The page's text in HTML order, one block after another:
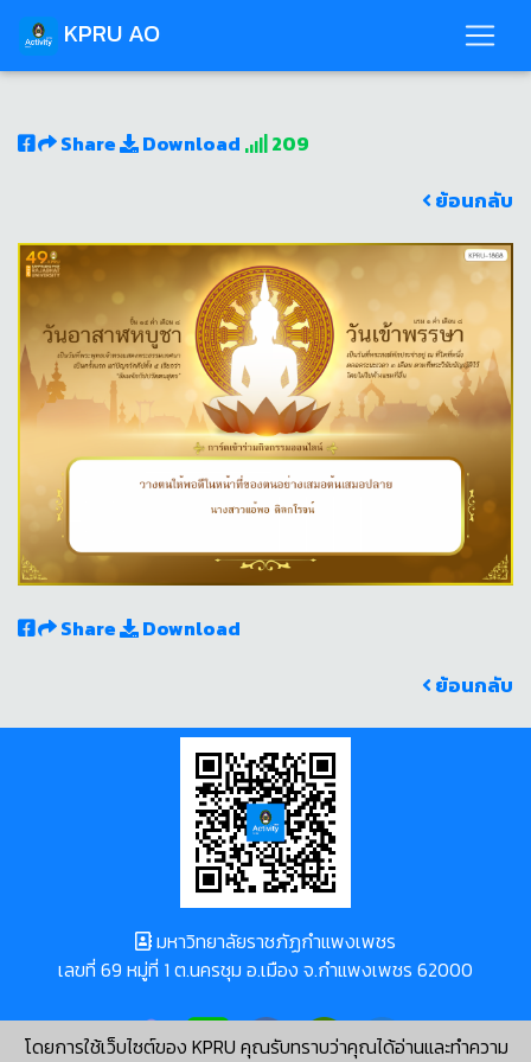
KPRU AO
Share Download
209
ย้อนกลับ
Share
Download
ย้อนกลับ
โดยการใช้เว็บไซต์ของ KPRU คุณรับทราบว่าคุณได้อ่านและทำความ
มหาวิทยาลัยราชภัฏกำแพงเพชร
เลขที่ 69 หมู่ที่ 1 ต.นครชุม อ.เมือง จ.กำแพงเพชร 62000